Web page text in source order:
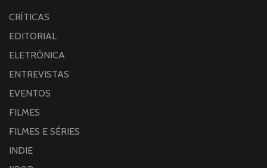
CRÍTICAS
EDITORIAL
ELETRÔNICA
ENTREVISTAS
EVENTOS
FILMES
FILMES E SÉRIES
INDIE